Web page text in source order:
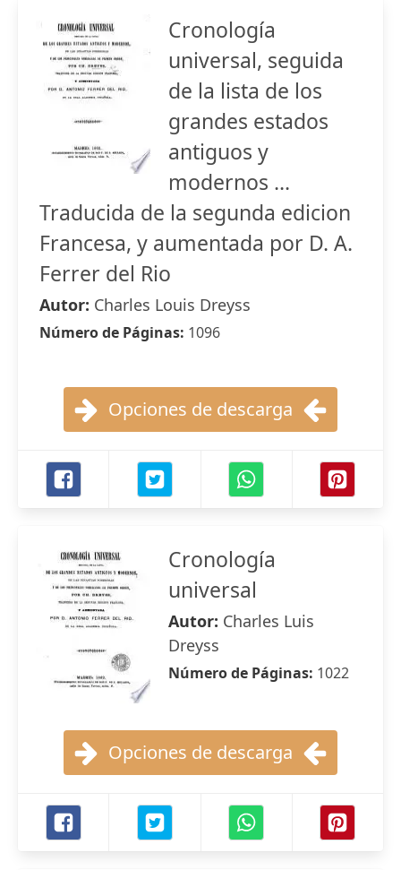
Cronología
universal, seguida
de la lista de los
grandes estados
antiguos y
modernos ...
Traducida de la segunda edicion
Francesa, y aumentada por D. A.
Ferrer del Rio
Autor: Charles Louis Dreyss
Número de Páginas: 1096
Opciones de descarga
Cronología
universal
Autor: Charles Luis
Dreyss
Número de Páginas: 1022
Opciones de descarga